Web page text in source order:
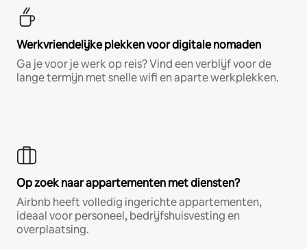
Werkvriendelijke plekken voor digitale nomaden
Ga je voor je werk op reis? Vind een verblijf voor de
lange termijn met snelle wifi en aparte werkplekken.
Op zoek naar appartementen met diensten?
Airbnb heeft volledig ingerichte appartementen,
ideaal voor personeel, bedrijfshuisvesting en
overplaatsing.